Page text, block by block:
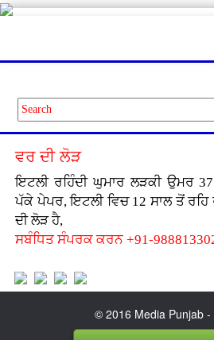
ਵਰ ਦੀ ਲੋੜ
ਇਟਲੀ ਰਹਿੰਦੀ ਘੁਮਾਰ ਲੜਕੀ ਉਮਰ
ਪੱਕੇ ਪੇਪਰ, ਇਟਲੀ ਵਿਚ 12 ਸਾਲ ਤੋਂ
ਦੀ ਲੋੜ ਹੈ,
ਸਬੰਧਿਤ ਸੰਪਰਕ ਕਰਨ +91-
© 2016 Media Punjab